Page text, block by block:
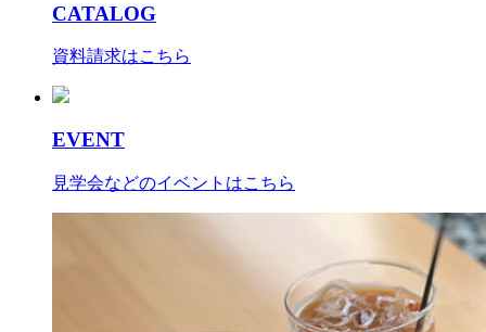
CATALOG
資料請求はこちら
EVENT
見学会などのイベントはこちら